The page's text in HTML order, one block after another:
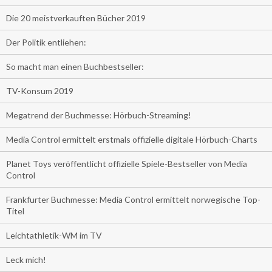
Die 20 meistverkauften Bücher 2019
Der Politik entliehen:
So macht man einen Buchbestseller:
TV-Konsum 2019
Megatrend der Buchmesse: Hörbuch-Streaming!
Media Control ermittelt erstmals offizielle digitale Hörbuch-Charts
Planet Toys veröffentlicht offizielle Spiele-Bestseller von Media
Control
Frankfurter Buchmesse: Media Control ermittelt norwegische Top-
Titel
Leichtathletik-WM im TV
Leck mich!